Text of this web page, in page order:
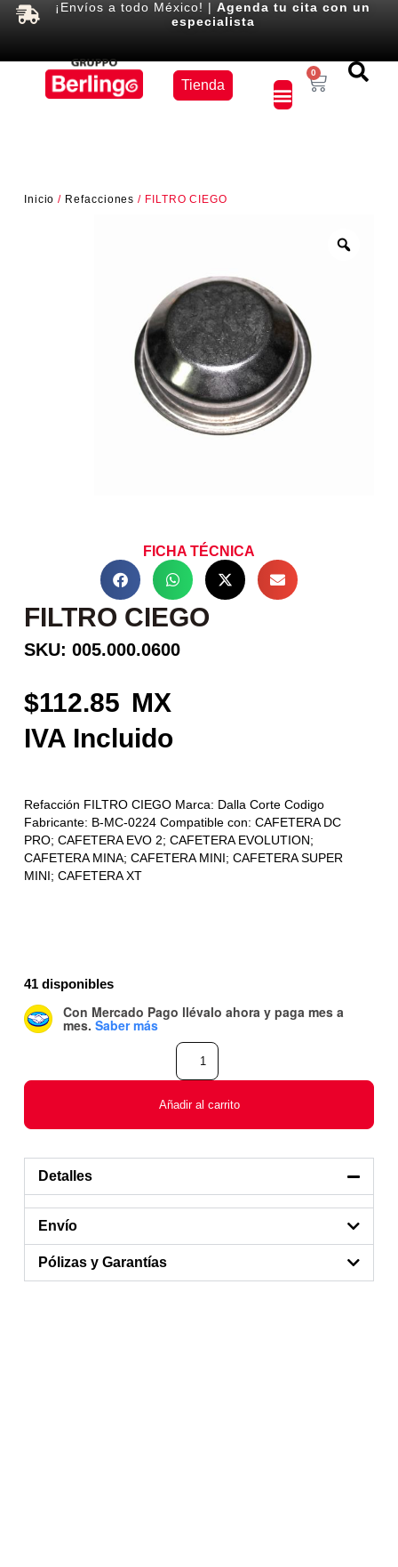
¡Envíos a todo México! |Agenda tu cita con un
especialista
Tienda
0
Inicio / Refacciones / FILTRO CIEGO
FICHA TÉCNICA
FILTRO CIEGO
SKU: 005.000.0600
112.85
Refacción FILTRO CIEGO Marca: Dalla Corte Codigo
Fabricante: B-MC-0224 Compatible con: CAFETERA DC
PRO; CAFETERA EVO 2; CAFETERA EVOLUTION;
CAFETERA MINA; CAFETERA MINI; CAFETERA SUPER
MINI; CAFETERA XT
41 disponibles
Con Mercado Pago llévalo ahora y paga mes a
mes. Saber más
Añadir al carrito
Detalles
Envío
Pólizas y Garantías